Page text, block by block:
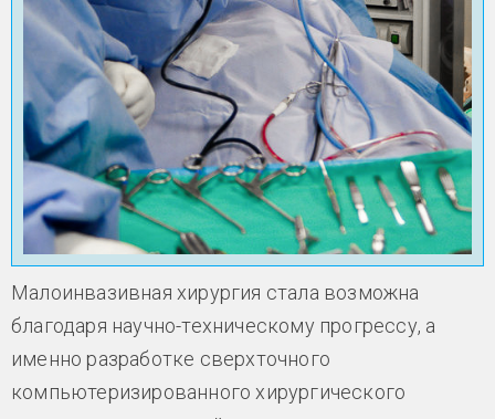
Малоинвазивная хирургия стала возможна
благодаря научно-техническому прогрессу, а
именно разработке сверхточного
компьютеризированного хирургического